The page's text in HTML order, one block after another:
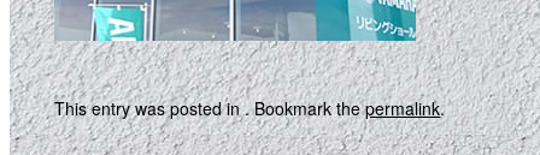
This entry was posted in . Bookmark thepermalink.